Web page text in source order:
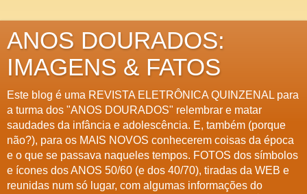
ANOS DOURADOS:
IMAGENS & FATOS
Este blog é uma REVISTA ELETRÔNICA QUINZENAL para
a turma dos "ANOS DOURADOS" relembrar e matar
saudades da infância e adolescência. E, também (porque
não?), para os MAIS NOVOS conhecerem coisas da época
e o que se passava naqueles tempos. FOTOS dos símbolos
e ícones dos ANOS 50/60 (e dos 40/70), tiradas da WEB e
reunidas num só lugar, com algumas informações do